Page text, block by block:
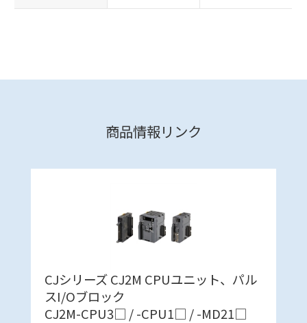
商品情報リンク
CJシリーズ CJ2M CPUユニット、パル
スI/Oブロック
CJ2M-CPU3□ / -CPU1□ / -MD21□